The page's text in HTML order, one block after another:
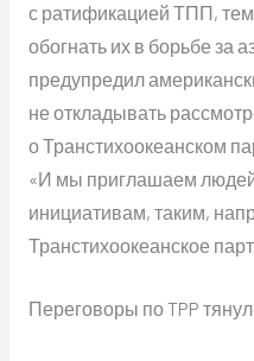
с ратификацией ТПП,
обогнать их в борьбе за
предупредил
не откладывать
о Транстихоокеанском
«И мы приглашаем
инициативам, таким,
Транстихоокеанское
Переговоры по TPP